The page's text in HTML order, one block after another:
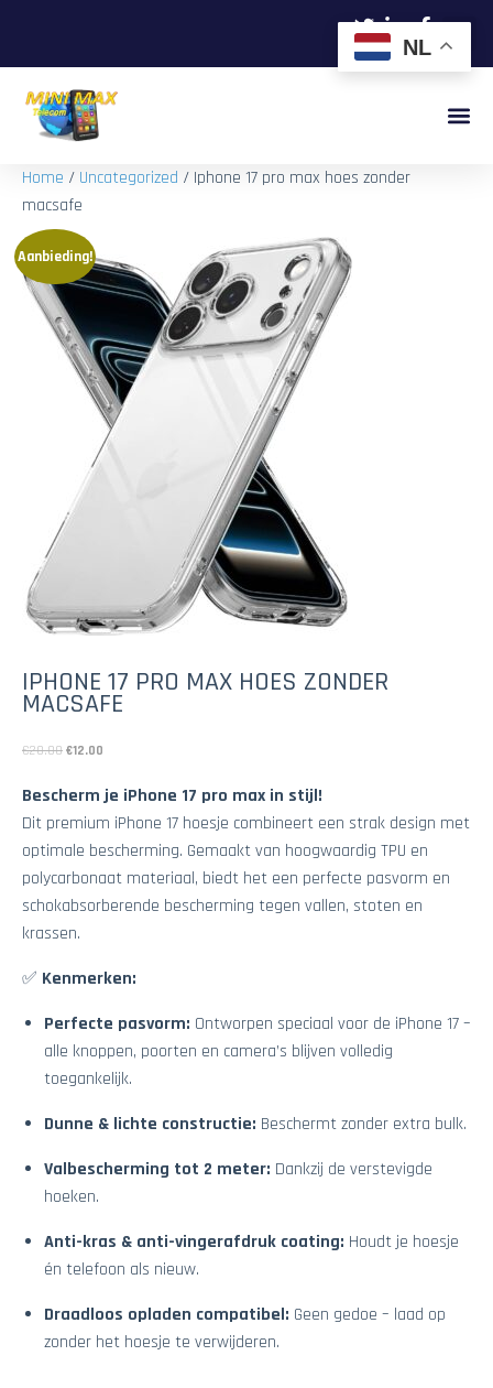
Home / Uncategorized / Iphone 17 pro max hoes zonder
macsafe
Aanbieding!
IPHONE 17 PRO MAX HOES ZONDER
MACSAFE
€20.00 €12.00
Bescherm je iPhone 17 pro max in stijl!
Dit premium iPhone 17 hoesje combineert een strak design met
optimale bescherming. Gemaakt van hoogwaardig TPU en
polycarbonaat materiaal, biedt het een perfecte pasvorm en
schokabsorberende bescherming tegen vallen, stoten en
krassen.
✅ Kenmerken:
Perfecte pasvorm: Ontworpen speciaal voor de iPhone 17 –
alle knoppen, poorten en camera’s blijven volledig
toegankelijk.
Dunne & lichte constructie: Beschermt zonder extra bulk.
Valbescherming tot 2 meter: Dankzij de verstevigde
hoeken.
Anti-kras & anti-vingerafdruk coating: Houdt je hoesje
én telefoon als nieuw.
Draadloos opladen compatibel: Geen gedoe – laad op
zonder het hoesje te verwijderen.
NL